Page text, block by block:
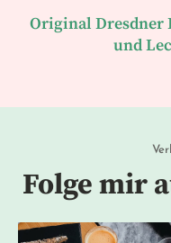
Original Dresdner
und
Folge mir